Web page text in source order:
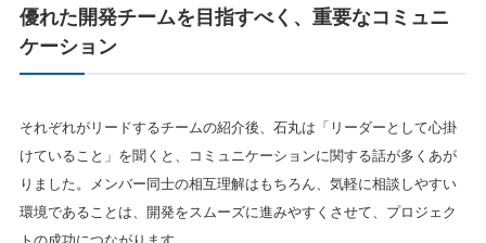
優れた開発チームを目指すべく、重要なコミュニ
ケーショ ン
それぞれがリードするチームの紹介後、石丸は「リーダーとして心掛
けていること」を聞くと、コミュニケーションに関する話が多くあが
りました。メンバー同士の相互理解はもちろん、気軽に相談しやすい
環境であることは、開発をスムーズに進みやすくさせて、プロジェク